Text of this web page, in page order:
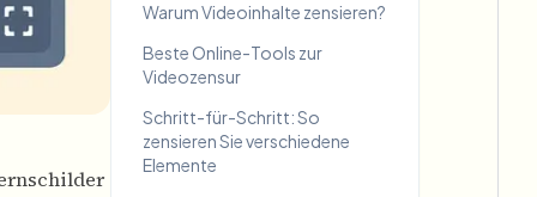
Warum Videoinhalte zensieren?
Beste Online-Tools zur
Videozensur
Schritt-für-Schritt: So
zensieren Sie verschiedene
Elemente